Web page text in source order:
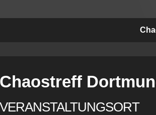
Chaostreff
VERANSTALTUNGSORT